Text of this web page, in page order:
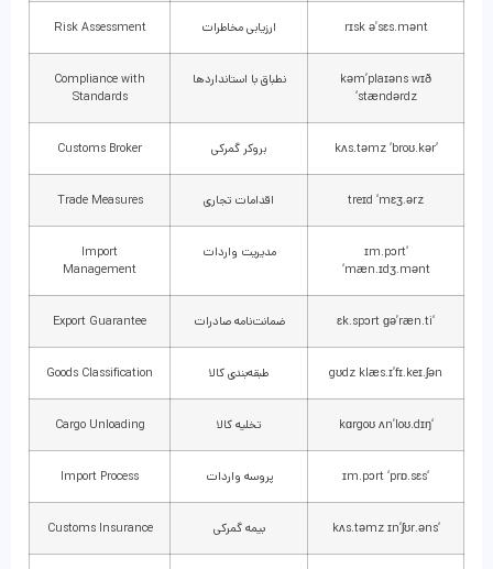
rɪsk ə’sɛs.mənt ارزیابی مخاطرات Risk Assessment
kəm’plaɪəns wɪð
‘stændərdz
نطباق با استانداردها
Compliance with
Standards
‘kʌs.təmz ‘broʊ.kər بروکر گمرکی Customs Broker
treɪd ‘mɛʒ.ərz اقدامات تجاری Trade Measures
‘ɪm.pɔrt
‘mæn.ɪdʒ.mənt
مدیریت واردات
Import
Management
‘ɛk.spɔrt ɡə’ræn.ti ضمانت‌نامه صادرات Export Guarantee
gʊdz klæs.ɪ’fɪ.keɪ.ʃən طبقه‌بندی کالا Goods Classification
‘kɑrgoʊ ʌn’loʊ.dɪŋ تخلیه کالا Cargo Unloading
‘ɪm.pɔrt ‘prɒ.sɛs پروسه واردات Import Process
‘kʌs.təmz ɪn’ʃʊr.əns بیمه گمرکی Customs Insurance